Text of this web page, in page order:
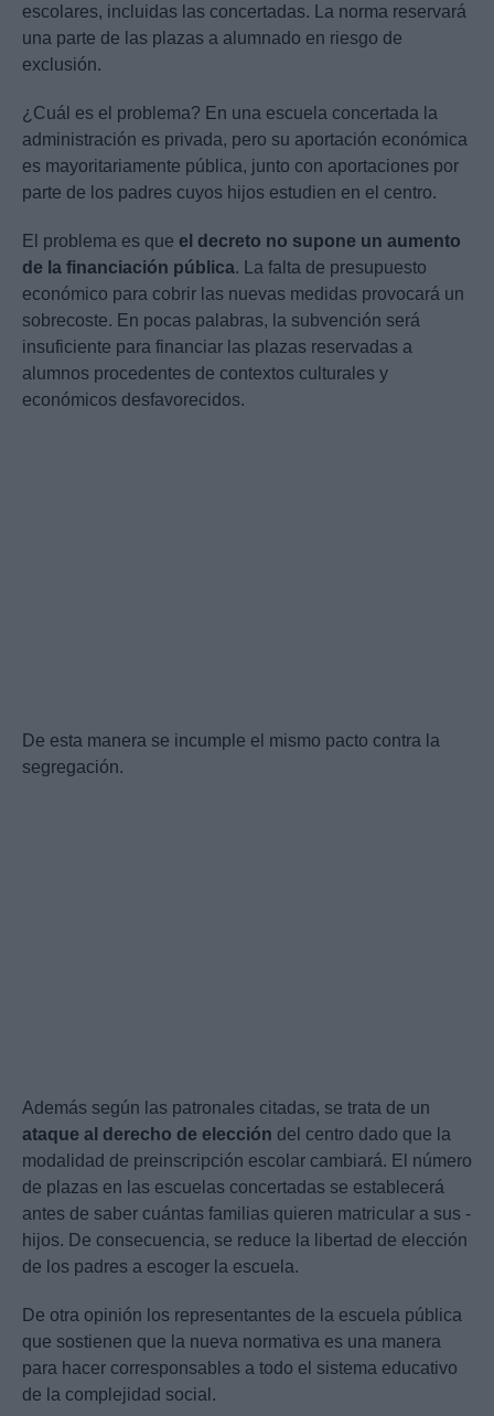
escolares, incluidas las concertadas. La norma reservará
una parte de las plazas a alumnado en riesgo de
exclusión.
¿Cuál es el problema? En una escuela concertada la
administración es privada, pero su aportación económica
es mayoritariamente pública, junto con aportaciones por
parte de los padres cuyos hijos estudien en el centro.
El problema es que el decreto no supone un aumento
de la financiación pública. La falta de presupuesto
económico para cobrir las nuevas medidas provocará un
sobrecoste. En pocas palabras, la subvención será
insuficiente para financiar las plazas reservadas a
alumnos procedentes de contextos culturales y
económicos desfavorecidos.
De esta manera se incumple el mismo pacto contra la
segregación.
Además según las patronales citadas, se trata de un
ataque al derecho de elección del centro dado que la
modalidad de preinscripción escolar cambiará. El número
de plazas en las escuelas concertadas se establecerá
antes de saber cuántas familias quieren matricular a sus ­
hijos. De consecuencia, se reduce la libertad de elección
de los ­padres a escoger la escuela.
De otra opinión los representantes de la escuela pública
que sostienen que la nueva normativa es una manera
para hacer corresponsables a todo el sistema educativo
de la complejidad social.